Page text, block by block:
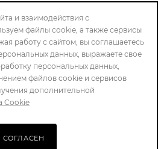
ул. Стартовая 34/1
КОНФИДЕНЦИАЛЬНОСТИ
и взаимодействия с
файлы cookie, а также сервисы
работу с сайтом, вы соглашаетесь
данных, выражаете свое
персональных данных,
файлов cookie и сервисов
дополнительной
Cookie
СОГЛАСЕН